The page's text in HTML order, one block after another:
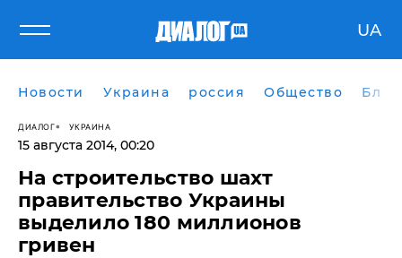
UA
Новости Украина россия Общество
ДИАЛОГ УКРАИНА
15 августа 2014, 00:20
На строительство шахт
правительство Украины
выделило 180 миллионов
гривен